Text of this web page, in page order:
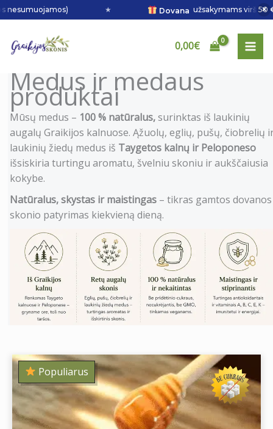
Dovana užsakymams virš 50 € (išsirink
×
Pereiti
prie
turinio
0,00€
Medus ir medaus
produktai
Mūsų medus – 100 % natūralus,surinktas iš laukinių
augalų Graikijos kalnuose. Ąžuolų, eglių, pušų, čiobrelių
laukinių žiedų medus iš Taygetos kalnų ir Peloponeso
išsiskiria turtingu aromatu, švelniu skoniu ir aukščaiusia
kokybe.
Natūralus, skystas ir maistingas – tikras gamtos dovanos
skonio patyrimas kiekvieną dieną.
a
e
š
a
Populiarus